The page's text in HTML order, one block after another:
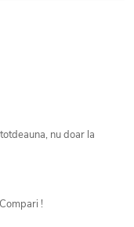
nu doar la
!